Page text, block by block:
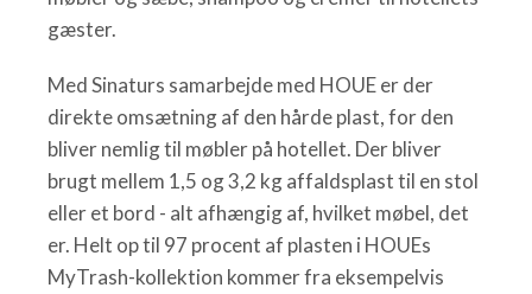
gæster.
Med Sinaturs samarbejde med HOUE er der
direkte omsætning af den hårde plast, for den
bliver nemlig til møbler på hotellet. Der bliver
brugt mellem 1,5 og 3,2 kg affaldsplast til en stol
eller et bord - alt afhængig af, hvilket møbel, det
er. Helt op til 97 procent af plasten i HOUEs
MyTrash-kollektion kommer fra eksempelvis